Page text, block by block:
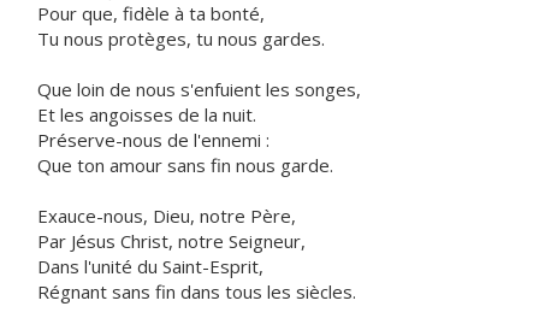
Pour que, fidèle à ta bonté,
Tu nous protèges, tu nous gardes.
Que loin de nous s'enfuient les songes,
Et les angoisses de la nuit.
Préserve-nous de l'ennemi :
Que ton amour sans fin nous garde.
Exauce-nous, Dieu, notre Père,
Par Jésus Christ, notre Seigneur,
Dans l'unité du Saint-Esprit,
Régnant sans fin dans tous les siècles.